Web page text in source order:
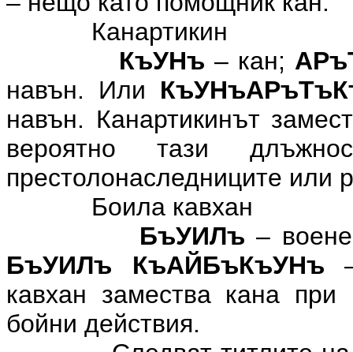
Канартикин
КъУНъ – кан;
навън. Или
навън. Канартикинът
вероятно тази
престолонаследниците или
Боила кавхан
БъУИЛъ –
БъУИЛъ КъАЙБъКъУНъ
кавхан замества кана
бойни действия.